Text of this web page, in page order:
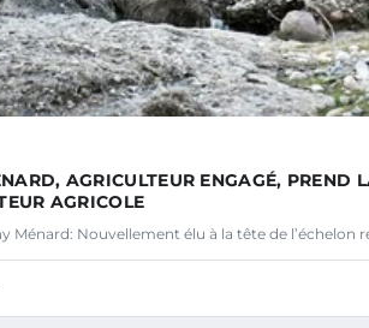
AGRICULTEUR ENGAGÉ, PREND
AGRICOLE
Ménard: Nouvellement élu à la tête de l’échelon